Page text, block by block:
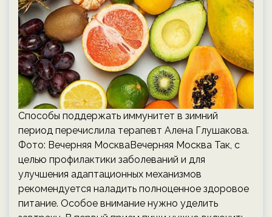
Способы поддержать иммунитет в зимний
период перечислила терапевт Алена Глушакова.
Фото: Вечерняя МоскваВечерняя Москва Так, с
целью профилактики заболеваний и для
улучшения адаптационных механизмов
рекомендуется наладить полноценное здоровое
питание. Особое внимание нужно уделить